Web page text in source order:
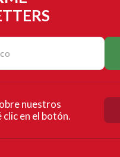
nuestros
en el botón.